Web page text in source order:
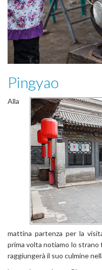
Pingyao
Alla
mattina partenza per la
prima volta notiamo lo strano
raggiungerà il suo culmine